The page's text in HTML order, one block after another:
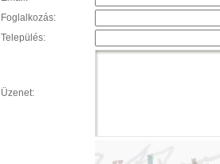
Foglalkozás:
Település:
Üzenet: